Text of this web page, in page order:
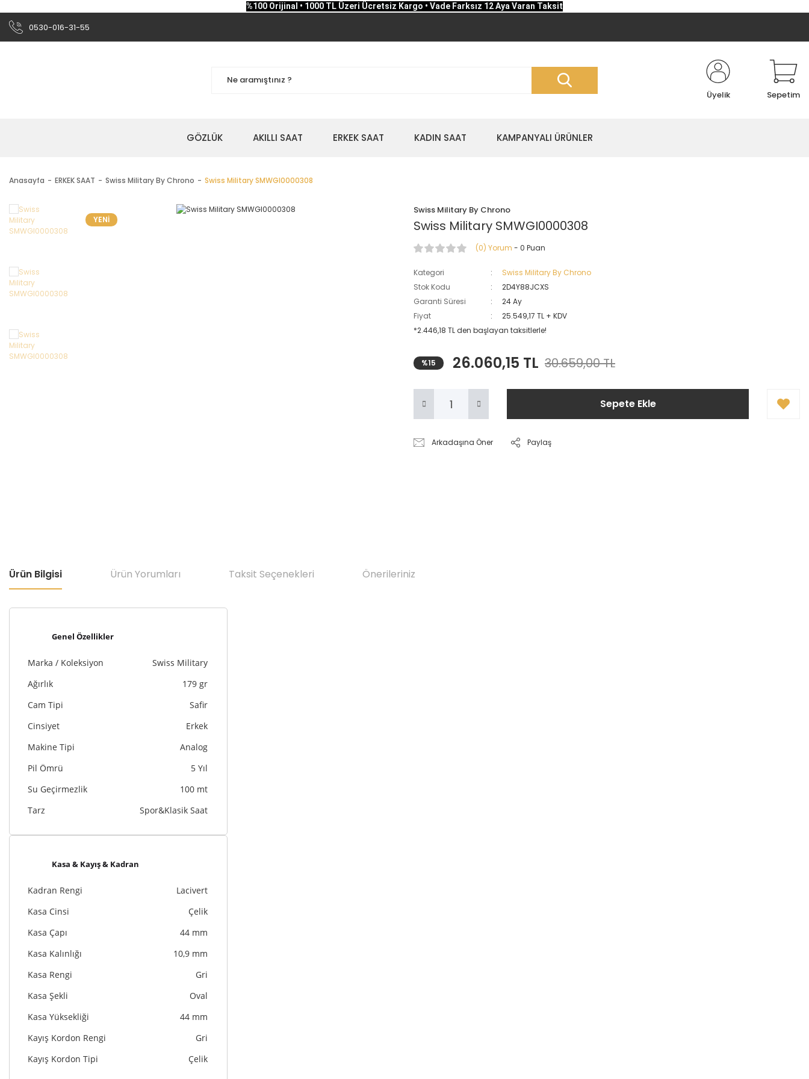
%100 Orijinal • 1000 TL Üzeri Ücretsiz Kargo • Vade Farksız 12 Aya Varan Taksit
0530-016-31-55
Üyelik Sepetim
GÖZLÜK AKILLI SAAT ERKEK SAAT KADIN SAAT KAMPANYALI ÜRÜNLER
Anasayfa ERKEK SAAT Swiss Military By Chrono Swiss Military SMWGI0000308
YENİ
Swiss Military By Chrono
Swiss Military SMWGI0000308
(0) Yorum - 0 Puan
Kategori
Swiss Military By Chrono
Stok Kodu
2D4Y88JCXS
Garanti Süresi
24 Ay
Fiyat
25.549,17 TL + KDV
*2.446,18 TL den başlayan taksitlerle!
%15 26.060,15 TL 30.659,00 TL
Sepete Ekle
Arkadaşına Öner Paylaş
Ürün Bilgisi Ürün Yorumları Taksit Seçenekleri Önerileriniz
Genel Özellikler
Marka / Koleksiyon
Swiss Military
Ağırlık
179 gr
Cam Tipi
Safir
Cinsiyet
Erkek
Makine Tipi
Analog
Pil Ömrü
5 Yıl
Su Geçirmezlik
100 mt
Tarz
Spor&Klasik Saat
Kasa & Kayış & Kadran
Kadran Rengi
Lacivert
Kasa Cinsi
Çelik
Kasa Çapı
44 mm
Kasa Kalınlığı
10,9 mm
Kasa Rengi
Gri
Kasa Şekli
Oval
Kasa Yüksekliği
44 mm
Kayış Kordon Rengi
Gri
Kayış Kordon Tipi
Çelik